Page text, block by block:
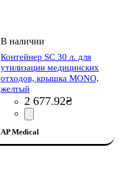
Контейнер SC 30 л. для
утилизации медицинских
отходов, крышка MONO,
желтый
2 677.92₴
AP Medical